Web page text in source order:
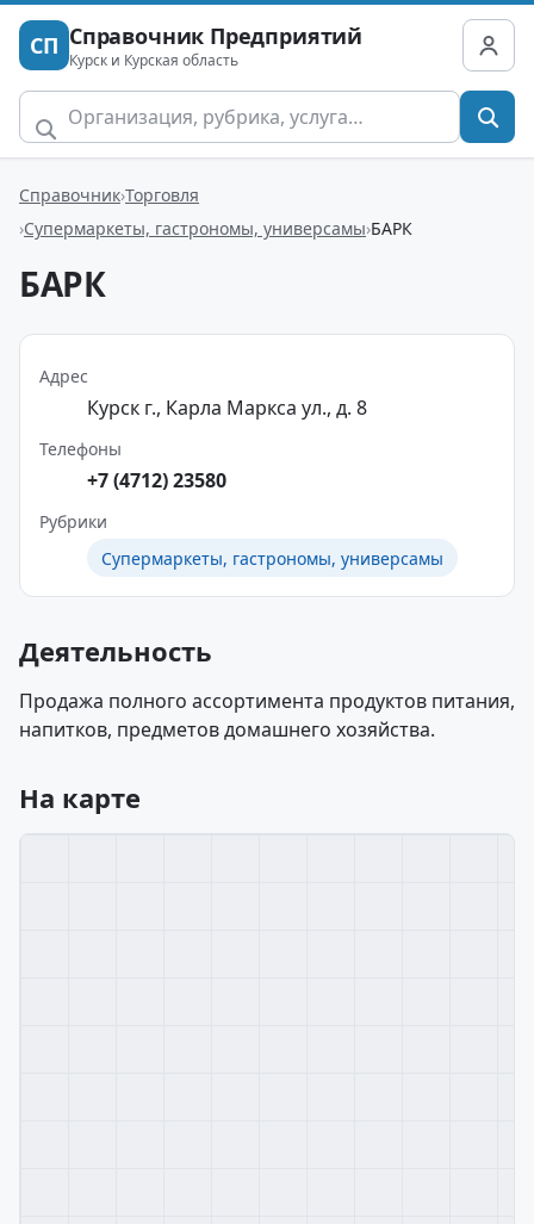
СП Справочник Предприятий
Курск и Курская область
Справочник Торговля
Супермаркеты, гастрономы, универсамы БАРК
БАРК
Адрес
Курск г., Карла Маркса ул., д. 8
Телефоны
+7 (4712) 23580
Рубрики
Супермаркеты, гастрономы, универсамы
Деятельность
Продажа полного ассортимента продуктов питания,
напитков, предметов домашнего хозяйства.
На карте